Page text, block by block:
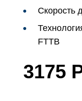
Скорость
FTTB
3175